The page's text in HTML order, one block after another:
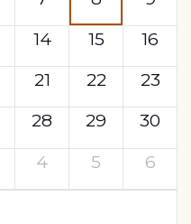
14 15
16
21 22
23
28 29
30
4 5 6